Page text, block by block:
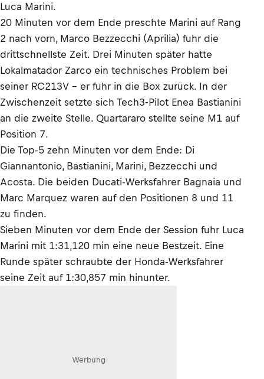
Luca Marini.
20 Minuten vor dem Ende preschte Marini auf Rang
2 nach vorn, Marco Bezzecchi (Aprilia) fuhr die
drittschnellste Zeit. Drei Minuten später hatte
Lokalmatador Zarco ein technisches Problem bei
seiner RC213V – er fuhr in die Box zurück. In der
Zwischenzeit setzte sich Tech3-Pilot Enea Bastianini
an die zweite Stelle. Quartararo stellte seine M1 auf
Position 7.
Die Top-5 zehn Minuten vor dem Ende: Di
Giannantonio, Bastianini, Marini, Bezzecchi und
Acosta. Die beiden Ducati-Werksfahrer Bagnaia und
Marc Marquez waren auf den Positionen 8 und 11
zu finden.
Sieben Minuten vor dem Ende der Session fuhr Luca
Marini mit 1:31,120 min eine neue Bestzeit. Eine
Runde später schraubte der Honda-Werksfahrer
seine Zeit auf 1:30,857 min hinunter.
Werbung